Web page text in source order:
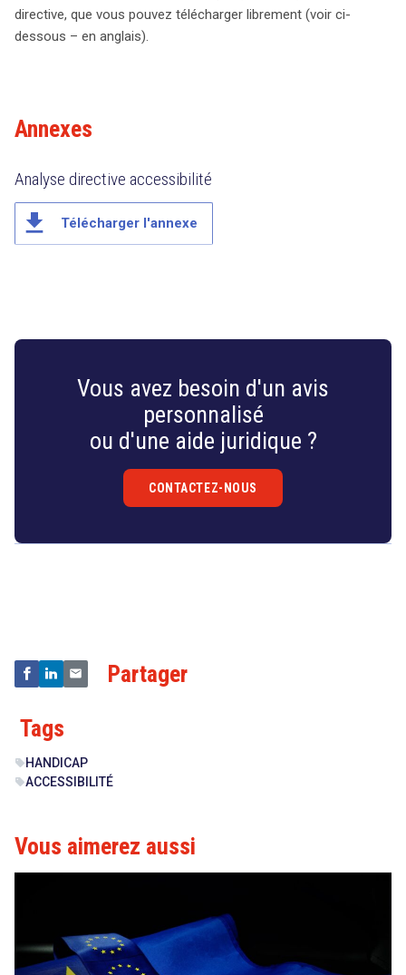
directive, que vous pouvez télécharger librement (voir ci-
dessous – en anglais).
Annexes
Analyse directive accessibilité
file_download Télécharger l'annexe
Vous avez besoin d'un avis
personnalisé
ou d'une aide juridique ?
CONTACTEZ-NOUS
Partager
Tags
sell HANDICAP
sellACCESSIBILITÉ
Vous aimerez aussi